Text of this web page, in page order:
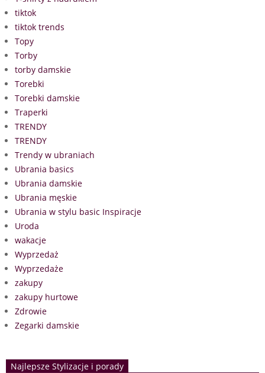
tiktok
tiktok trends
Topy
Torby
torby damskie
Torebki
Torebki damskie
Traperki
TRENDY
TRENDY
Trendy w ubraniach
Ubrania basics
Ubrania damskie
Ubrania męskie
Ubrania w stylu basic Inspiracje
Uroda
wakacje
Wyprzedaż
Wyprzedaże
zakupy
zakupy hurtowe
Zdrowie
Zegarki damskie
Najlepsze Stylizacje i porady